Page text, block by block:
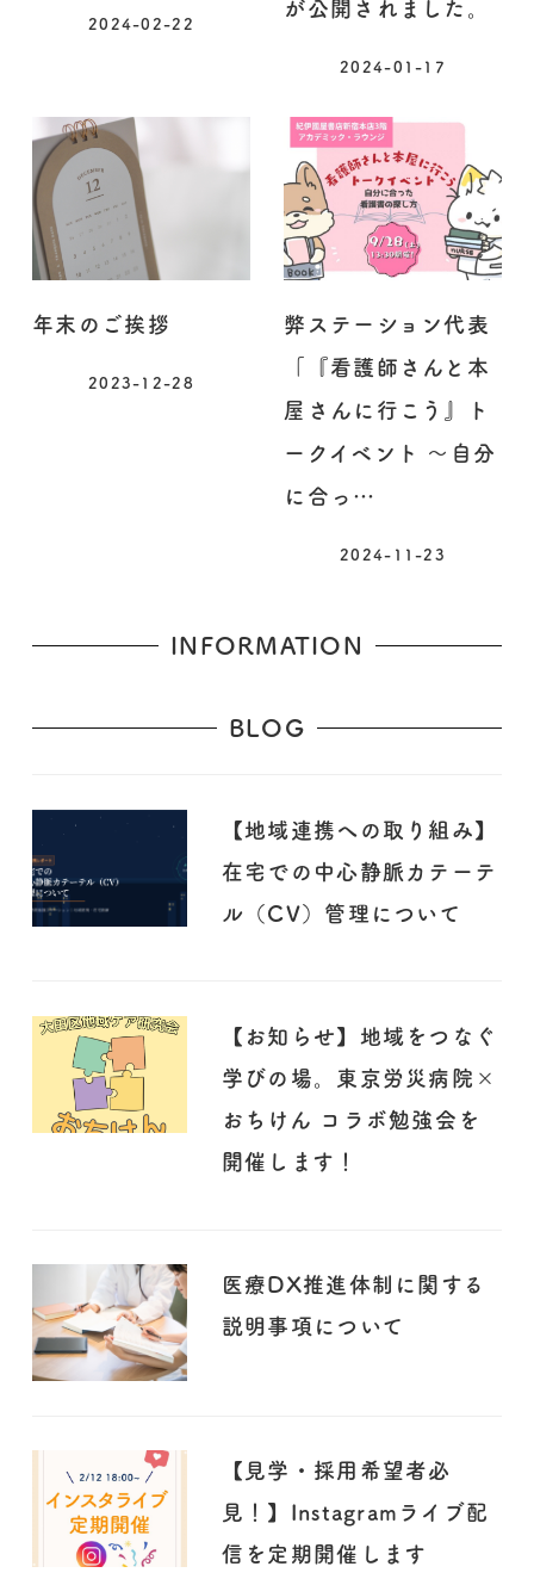
2024-02-22
が公開されました。
2024-01-17
年末のご挨拶
2023-12-28
弊ステーション代表
「『看護師さんと本
屋さんに行こう』ト
ークイベント ～自分
に合っ…
2024-11-23
INFORMATION
BLOG
【地域連携への取り組み】
在宅での中心静脈カテーテ
ル（CV）管理について
【お知らせ】地域をつなぐ
学びの場。東京労災病院×
おちけん コラボ勉強会を
開催します！
医療DX推進体制に関する
説明事項について
【見学・採用希望者必
見！】Instagramライブ配
信を定期開催します